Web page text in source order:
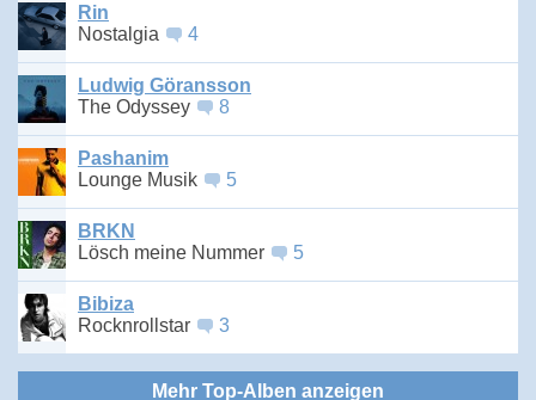
Rin
Nostalgia
4
Ludwig Göransson
The Odyssey
8
Pashanim
Lounge Musik
5
BRKN
Lösch meine Nummer
5
Bibiza
Rocknrollstar
3
Mehr Top-Alben anzeigen